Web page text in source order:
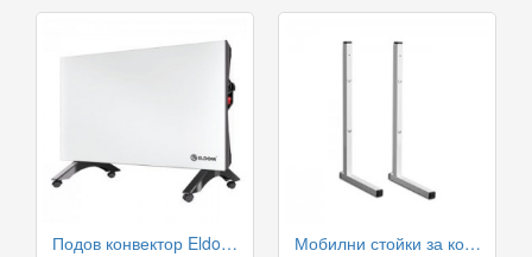
Подов конвектор Eldom Galant RH01F20M-W Мобилни стойки за конвектори Eldom